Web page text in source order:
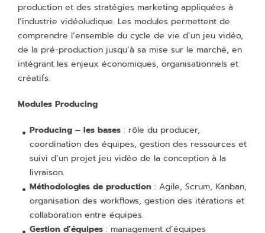
production et des stratégies marketing appliquées à
l’industrie vidéoludique. Les modules permettent de
comprendre l’ensemble du cycle de vie d’un jeu vidéo,
de la pré-production jusqu’à sa mise sur le marché, en
intégrant les enjeux économiques, organisationnels et
créatifs.
Modules Producing
Producing – les bases : rôle du producer,
coordination des équipes, gestion des ressources et
suivi d’un projet jeu vidéo de la conception à la
livraison.
Méthodologies de production : Agile, Scrum, Kanban,
organisation des workflows, gestion des itérations et
collaboration entre équipes.
Gestion d’équipes : management d’équipes